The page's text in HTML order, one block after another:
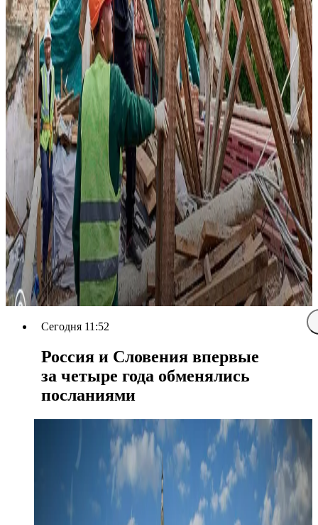
Сегодня 11:52
Россия и Словения впервые
за четыре года обменялись
посланиями